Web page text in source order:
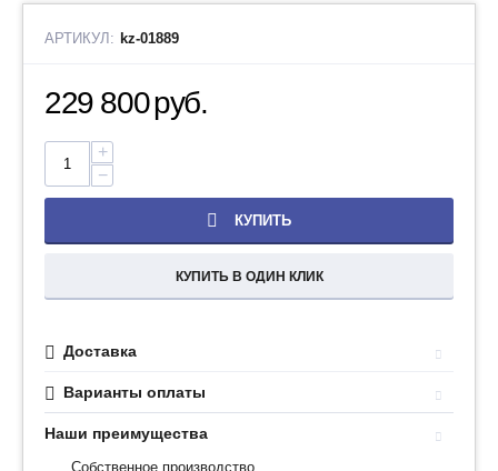
АРТИКУЛ: kz-01889
229 800руб.
+
−
КУПИТЬ
КУПИТЬ В ОДИН КЛИК
Доставка
Варианты оплаты
Наши преимущества
Собственное производство